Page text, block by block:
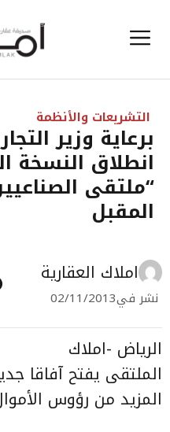
إلى القائمة
التشريعات والأنظمة
برعاية وزير
انطلاق النسخة
المقبل
املاك العقارية
نشر في02/11/2013
الرياض -املاك
الملتقى يفتح آفاقا
المزيد من رؤوس